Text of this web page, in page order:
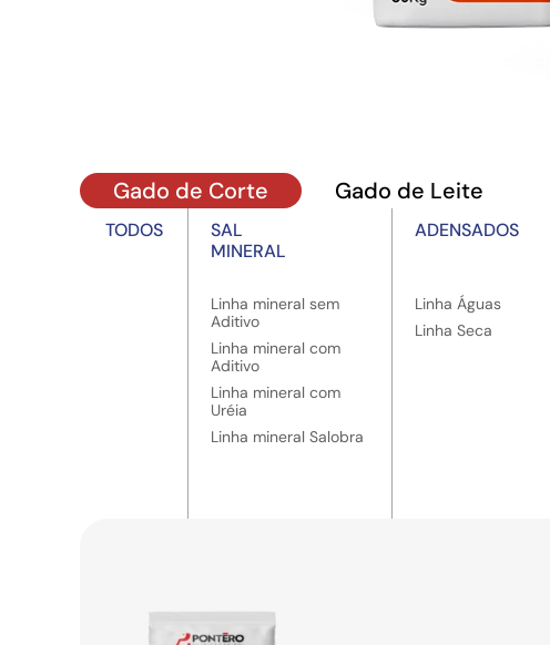
Gado de Corte Gado de Leite
TODOS
SAL
MINERAL
Linha mineral sem
Aditivo
Linha mineral com
Aditivo
Linha mineral com
Uréia
Linha mineral Salobra
ADENSADOS
Linha Águas
Linha Seca